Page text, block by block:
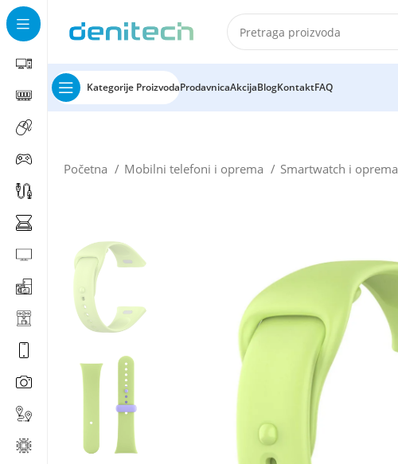
Kategorije ProizvodaProdavnicaAkcijaBlogKontaktFAQ
Početna Mobilni telefoni i oprema Smartwatch i oprema